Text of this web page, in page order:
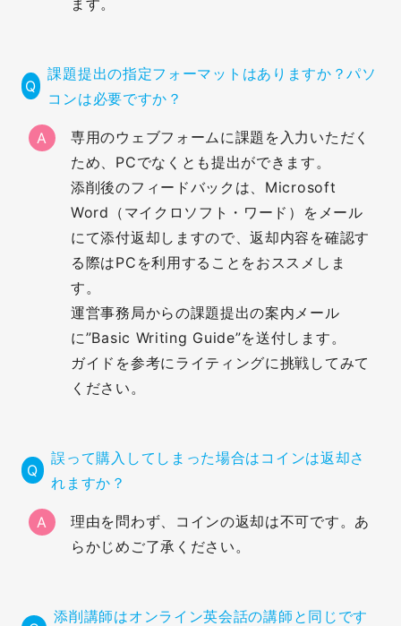
課題提出の指定フォーマットはありますか？パソ
コンは必要ですか？
A
専用のウェブフォームに課題を入力いただく
ため、PCでなくとも提出ができます。
添削後のフィードバックは、Microsoft
Word（マイクロソフト・ワード）をメール
にて添付返却しますので、返却内容を確認す
る際はPCを利用することをおススメしま
す。
運営事務局からの課題提出の案内メール
に”Basic Writing Guide”を送付します。
ガイドを参考にライティングに挑戦してみて
ください。
誤って購入してしまった場合はコインは返却さ
れますか？
A
理由を問わず、コインの返却は不可です。あ
らかじめご了承ください。
添削講師はオンライン英会話の講師と同じです